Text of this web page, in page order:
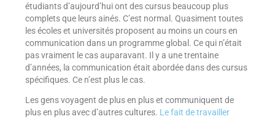
étudiants d’aujourd’hui ont des cursus beaucoup plus
complets que leurs ainés. C’est normal. Quasiment toutes
les écoles et universités proposent au moins un cours en
communication dans un programme global. Ce qui n’était
pas vraiment le cas auparavant. Il y a une trentaine
d’années, la communication était abordée dans des cursus
spécifiques. Ce n’est plus le cas.
Les gens voyagent de plus en plus et communiquent de
plus en plus avec d’autres cultures. Le fait de travailler